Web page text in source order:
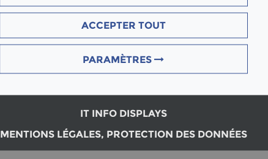
ACCEPTER TOUT
PARAMÈTRES
IT INFO DISPLAYS
MENTIONS LÉGALES, PROTECTION DES DONNÉES
SIÈGE PRIN­CI­PAL
Tél : +41 (0)62 869 81 81